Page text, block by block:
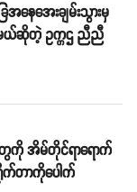
အနေအေးချမ်းသွားမှ
မယ်ဆိုတဲ့ ဥက္ကဌ ညီညီ
ကို အိမ်တိုင်ရာရောက်
ရိုက်တာကိုပေါက်